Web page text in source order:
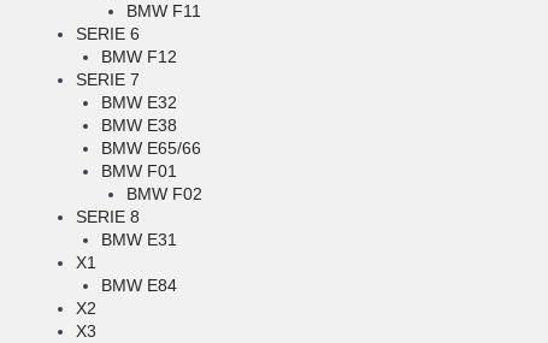
BMW F11
SERIE 6
BMW F12
SERIE 7
BMW E32
BMW E38
BMW E65/66
BMW F01
BMW F02
SERIE 8
BMW E31
X1
BMW E84
X2
X3